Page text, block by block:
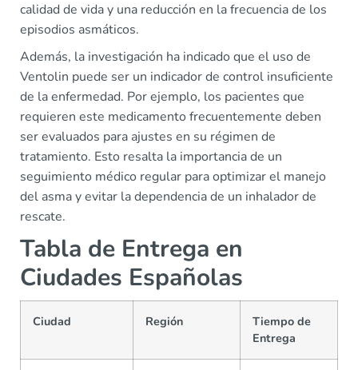
calidad de vida y una reducción en la frecuencia de los
episodios asmáticos.
Además, la investigación ha indicado que el uso de
Ventolin puede ser un indicador de control insuficiente
de la enfermedad. Por ejemplo, los pacientes que
requieren este medicamento frecuentemente deben
ser evaluados para ajustes en su régimen de
tratamiento. Esto resalta la importancia de un
seguimiento médico regular para optimizar el manejo
del asma y evitar la dependencia de un inhalador de
rescate.
Tabla de Entrega en
Ciudades Españolas
Ciudad Región
Tiempo de
Entrega